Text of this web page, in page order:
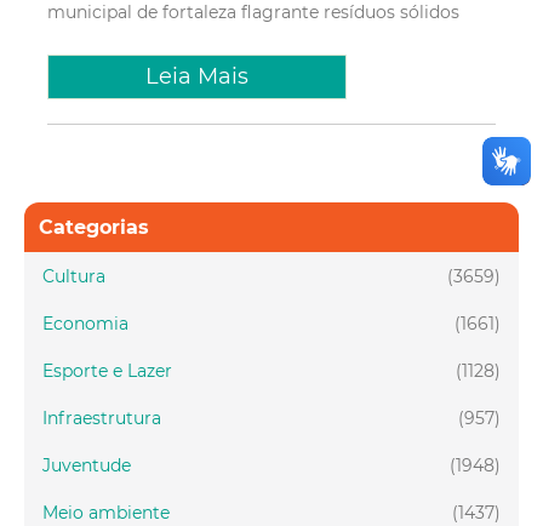
municipal de fortaleza flagrante resíduos sólidos
Leia Mais
Categorias
(3659)
Cultura
(1661)
Economia
(1128)
Esporte e Lazer
(957)
Infraestrutura
(1948)
Juventude
(1437)
Meio ambiente